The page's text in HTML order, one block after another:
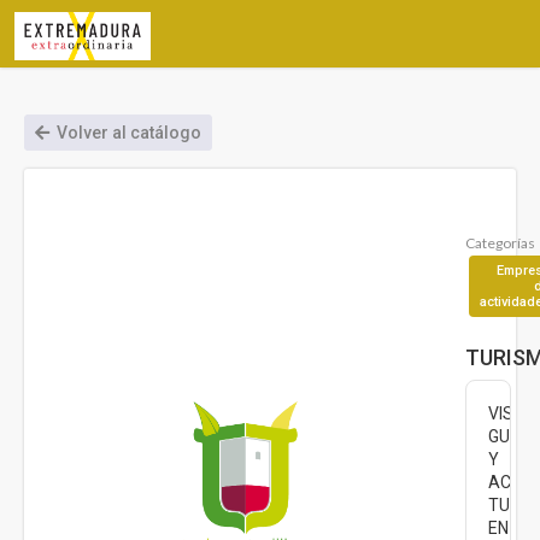
Volver al catálogo
Categorías
Y
EN